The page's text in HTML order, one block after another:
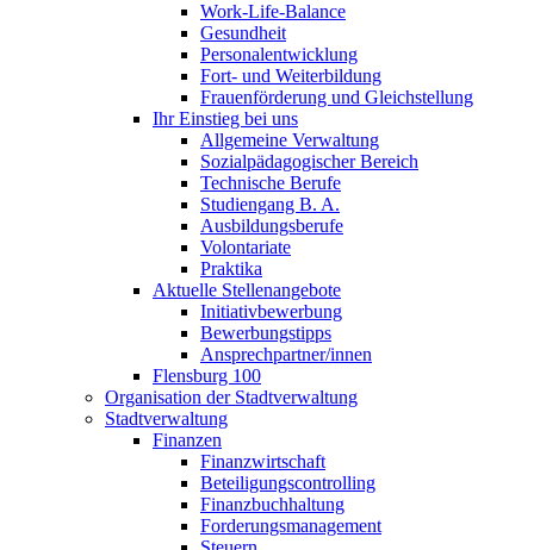
Work-Life-Balance
Gesundheit
Personalentwicklung
Fort- und Weiterbildung
Frauenförderung und Gleichstellung
Ihr Einstieg bei uns
Allgemeine Verwaltung
Sozialpädagogischer Bereich
Technische Berufe
Studiengang B. A.
Ausbildungsberufe
Volontariate
Praktika
Aktuelle Stellenangebote
Initiativbewerbung
Bewerbungstipps
Ansprechpartner/innen
Flensburg 100
Organisation der Stadtverwaltung
Stadtverwaltung
Finanzen
Finanzwirtschaft
Beteiligungscontrolling
Finanzbuchhaltung
Forderungsmanagement